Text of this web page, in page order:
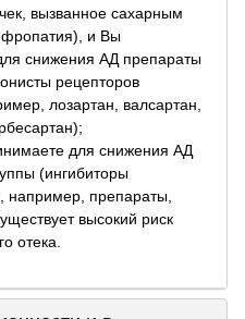
вызванное сахарным
и Вы
снижения АД препараты
рецепторов
лозартан, валсартан,
для снижения АД
(ингибиторы
например, препараты,
высокий риск
отека.